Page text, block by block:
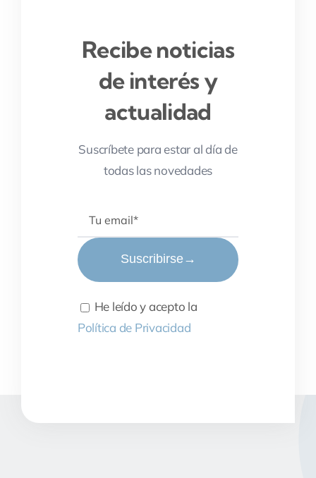
Recibe noticias
de interés y
actualidad
Suscríbete para estar al día de
todas las novedades
Suscribirse→
He leído y acepto la
Política de Privacidad